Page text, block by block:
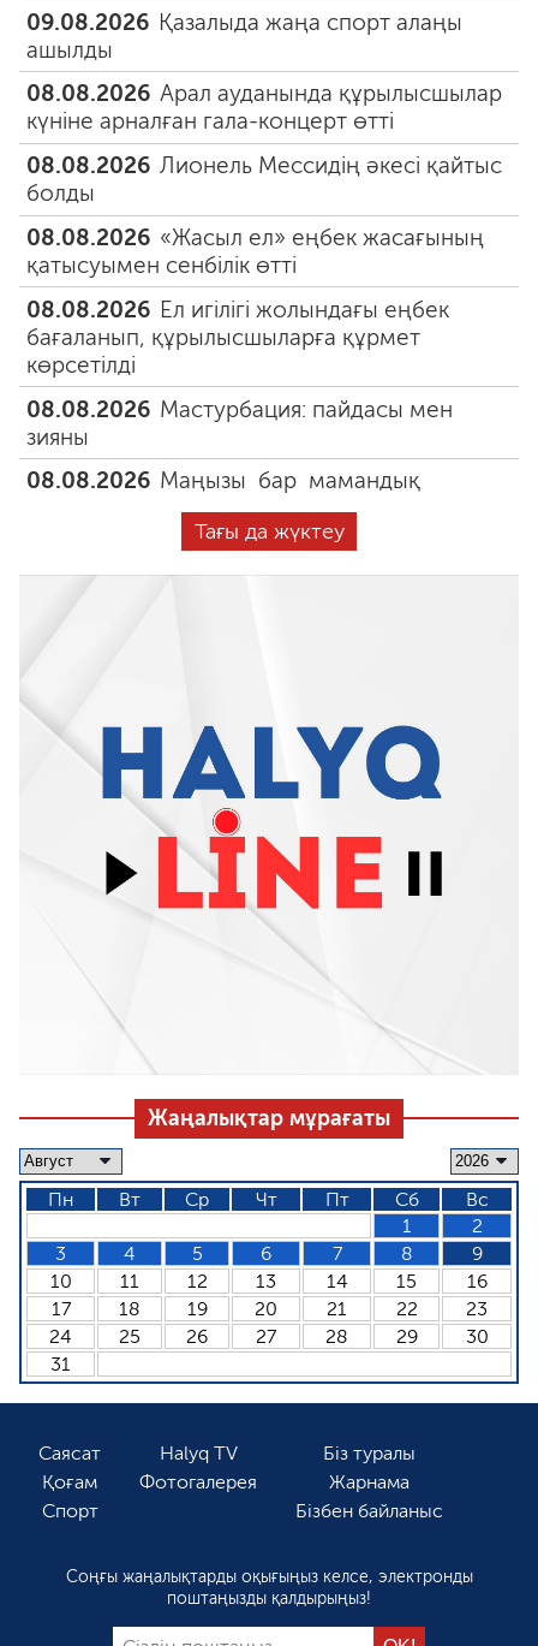
09.08.2026 Қазалыда жаңа спорт алаңы
ашылды
08.08.2026 Арал ауданында құрылысшылар
күніне арналған гала-концерт өтті
08.08.2026 Лионель Мессидің әкесі қайтыс
болды
08.08.2026 «Жасыл ел» еңбек жасағының
қатысуымен сенбілік өтті
08.08.2026 Ел игілігі жолындағы еңбек
бағаланып, құрылысшыларға құрмет
көрсетілді
08.08.2026 Мастурбация: пайдасы мен
зияны
08.08.2026 Маңызы бар мамандық
Тағы да жүктеу
Жаңалықтар мұрағаты
Пн Вт Ср Чт Пт Сб
Вс
1
2
3
4 5 6 7 8
9
10
11 12 13 14 15
16
17
18 19 20 21 22
23
24
25 26 27 28 29
30
31
Саясат
Қоғам
Спорт
Halyq TV
Фотогалерея
Біз туралы
Жарнама
Бізбен байланыс
Соңғы жаңалықтарды оқығыңыз келсе, электронды
поштаңызды қалдырыңыз!